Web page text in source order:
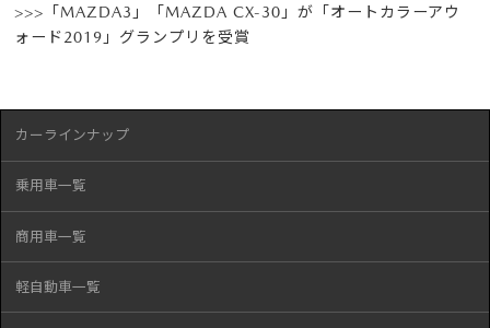
>>>「MAZDA3」「MAZDA CX-30」が「オートカラーアウ
ォード2019」グランプリを受賞
カーラインナップ
乗用車一覧
商用車一覧
軽自動車一覧